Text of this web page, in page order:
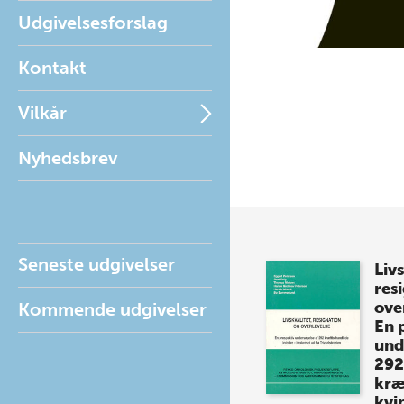
Udgivelsesforslag
Kontakt
Vilkår
Nyhedsbrev
Seneste udgivelser
Kommende udgivelser
En
292